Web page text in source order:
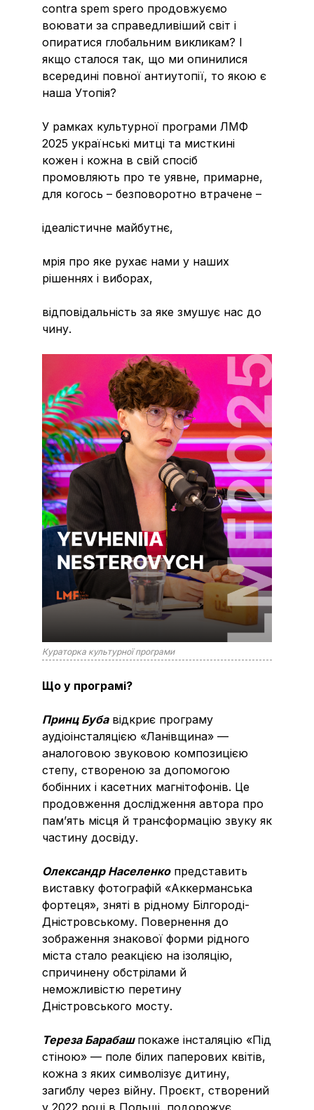
contra spem spero продовжуємо
воювати за справедливіший світ і
опиратися глобальним викликам? І
якщо сталося так, що ми опинилися
всередині повної антиутопії, то якою є
наша Утопія?
У рамках культурної програми ЛМФ
2025 українські митці та мисткині
кожен і кожна в свій спосіб
промовляють про те уявне, примарне,
для когось – безповоротно втрачене –
ідеалістичне майбутнє,
мрія про яке рухає нами у наших
рішеннях і виборах,
відповідальність за яке змушує нас до
чину.
Кураторка культурної програми
Що у програмі?
Принц Бубавідкриє програму
аудіоінсталяцією «Ланівщина» —
аналоговою звуковою композицією
степу, створеною за допомогою
бобінних і касетних магнітофонів. Це
продовження дослідження автора про
памʼять місця й трансформацію звуку як
частину досвіду.
Олександр Населенкопредставить
виставку фотографій «Аккерманська
фортеця», зняті в рідному Білгороді-
Дністровському. Повернення до
зображення знакової форми рідного
міста стало реакцією на ізоляцію,
спричинену обстрілами й
неможливістю перетину
Дністровського мосту.
Тереза Барабаш покаже інсталяцію «Під
стіною» — поле білих паперових квітів,
кожна з яких символізує дитину,
загиблу через війну. Проєкт, створений
у 2022 році в Польщі, подорожує